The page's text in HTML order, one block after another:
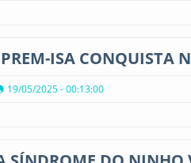
ISA CONQUISTA
19/05/2025 - 00:13:00